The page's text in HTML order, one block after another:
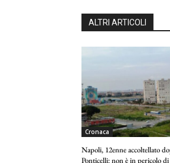
ALTRI ARTICOLI
Cronaca
Napoli, 12enne accoltellato
Ponticelli: non è in pericolo